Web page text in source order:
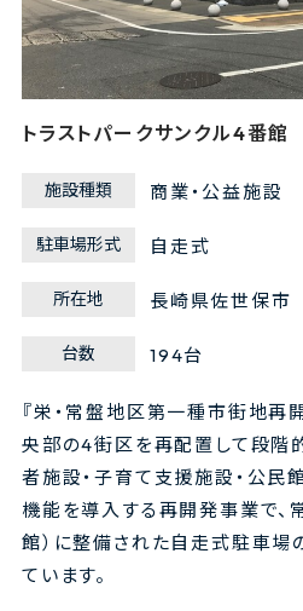
トラストパークサンクル4番館
施設種類 商業・公益施設
駐車場形式 自走式
所在地 長崎県佐世保市
台数 194台
『栄・常盤地区第一種市街地再
央部の4街区を再配置して段階
者施設・子育て支援施設・公民
機能を導入する再開発事業で、
館）に整備された自走式駐車場
ています。